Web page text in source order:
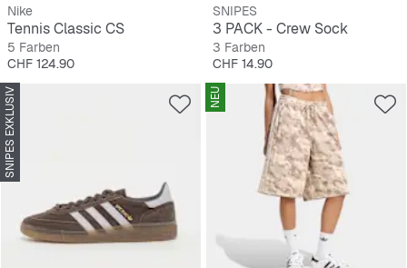
Nike
Tennis Classic CS
5 Farben
Preis
CHF 124.90
SNIPES
3 PACK - Crew Sock
3 Farben
Preis
CHF 14.90
SNIPES EXKLUSIV NEU